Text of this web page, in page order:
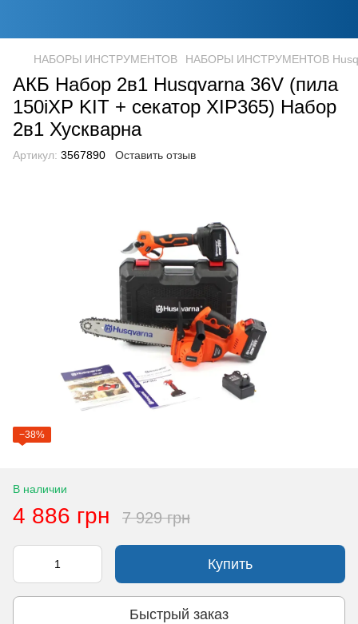
НАБОРЫ ИНСТРУМЕНТОВ НАБОРЫ ИНСТРУМЕНТОВ
АКБ Набор 2в1 Husqvarna 36V (пила
150iXP KIT + секатор XIP365) Набор
2в1 Хускварна
Артикул: 3567890 Оставить отзыв
−38%
В наличии
4 886 грн 7 929 грн
Купить
Быстрый заказ